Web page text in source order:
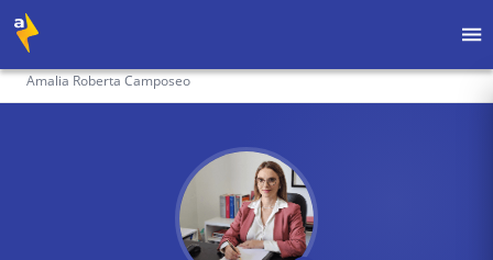
Amalia Roberta Camposeo